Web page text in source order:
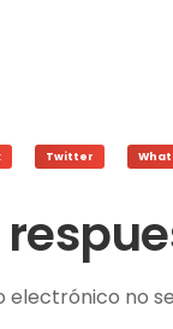
Twitter
electrónico no